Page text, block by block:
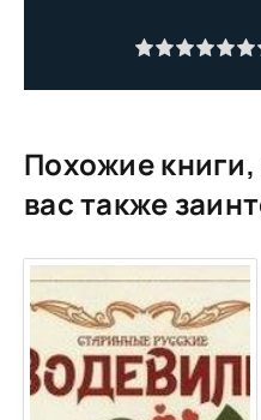
17
18
20
Похожие
вас также